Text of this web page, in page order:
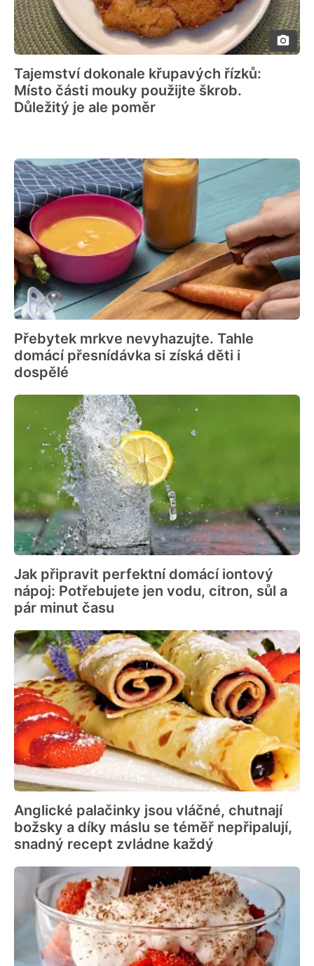
Tajemství dokonale křupavých řízků:
Místo části mouky použijte škrob.
Důležitý je ale poměr
Přebytek mrkve nevyhazujte. Tahle
domácí přesnídávka si získá děti i
dospělé
Jak připravit perfektní domácí iontový
nápoj: Potřebujete jen vodu, citron, sůl a
pár minut času
Anglické palačinky jsou vláčné, chutnají
božsky a díky máslu se téměř nepřipalují,
snadný recept zvládne každý